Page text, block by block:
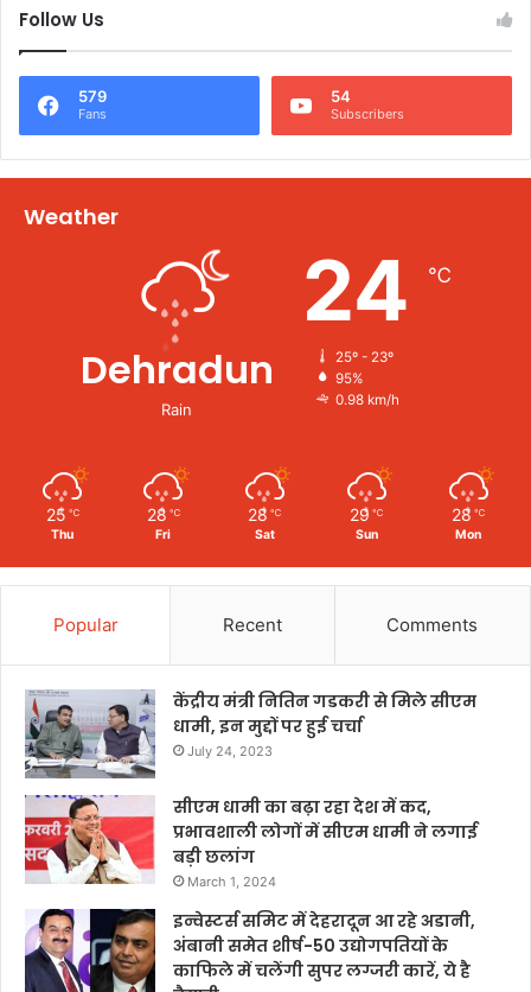
Follow Us
579
Fans
54
Subscribers
Weather
Dehradun
Rain
24 ℃
25º - 23º
95%
0.98 km/h
25 ℃
Thu
28 ℃
Fri
28 ℃
Sat
29 ℃
Sun
28 ℃
Mon
Popular Recent Comments
केंद्रीय मंत्री नितिन गडकरी से मिले सीएम
धामी, इन मुद्दों पर हुई चर्चा
July 24, 2023
सीएम धामी का बढ़ा रहा देश में कद,
प्रभावशाली लोगों में सीएम धामी ने लगाई
बड़ी छलांग
March 1, 2024
इन्वेस्टर्स समिट में देहरादून आ रहे अडानी,
अंबानी समेत शीर्ष-50 उद्योगपतियों के
काफिले में चलेंगी सुपर लग्जरी कारें, ये है